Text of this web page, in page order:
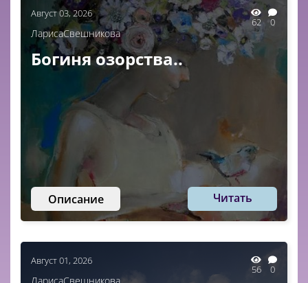
Август 03, 2026
62 0
ЛарисаСвешникова
Богиня озорства..
Описание Читать
Август 01, 2026
56 0